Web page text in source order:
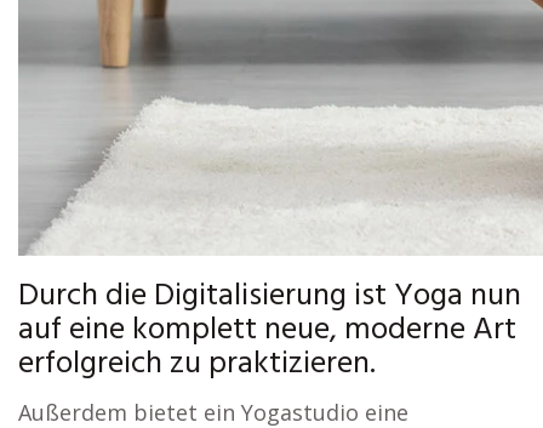
Durch die Digitalisierung ist Yoga nun
auf eine komplett neue, moderne Art
erfolgreich zu praktizieren.
Außerdem bietet ein Yogastudio eine